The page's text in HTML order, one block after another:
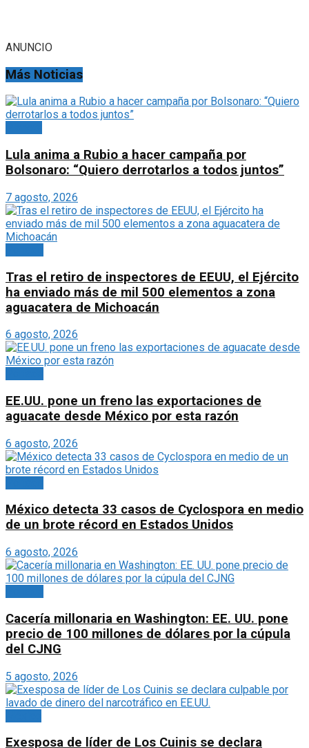
ANUNCIO
Más Noticias
Lula anima a Rubio a hacer campaña por
Bolsonaro: “Quiero derrotarlos a todos juntos”
7 agosto, 2026
Tras el retiro de inspectores de EEUU, el Ejército
ha enviado más de mil 500 elementos a zona
aguacatera de Michoacán
6 agosto, 2026
EE.UU. pone un freno las exportaciones de
aguacate desde México por esta razón
6 agosto, 2026
México detecta 33 casos de Cyclospora en medio
de un brote récord en Estados Unidos
6 agosto, 2026
Cacería millonaria en Washington: EE. UU. pone
precio de 100 millones de dólares por la cúpula
del CJNG
5 agosto, 2026
Exesposa de líder de Los Cuinis se declara